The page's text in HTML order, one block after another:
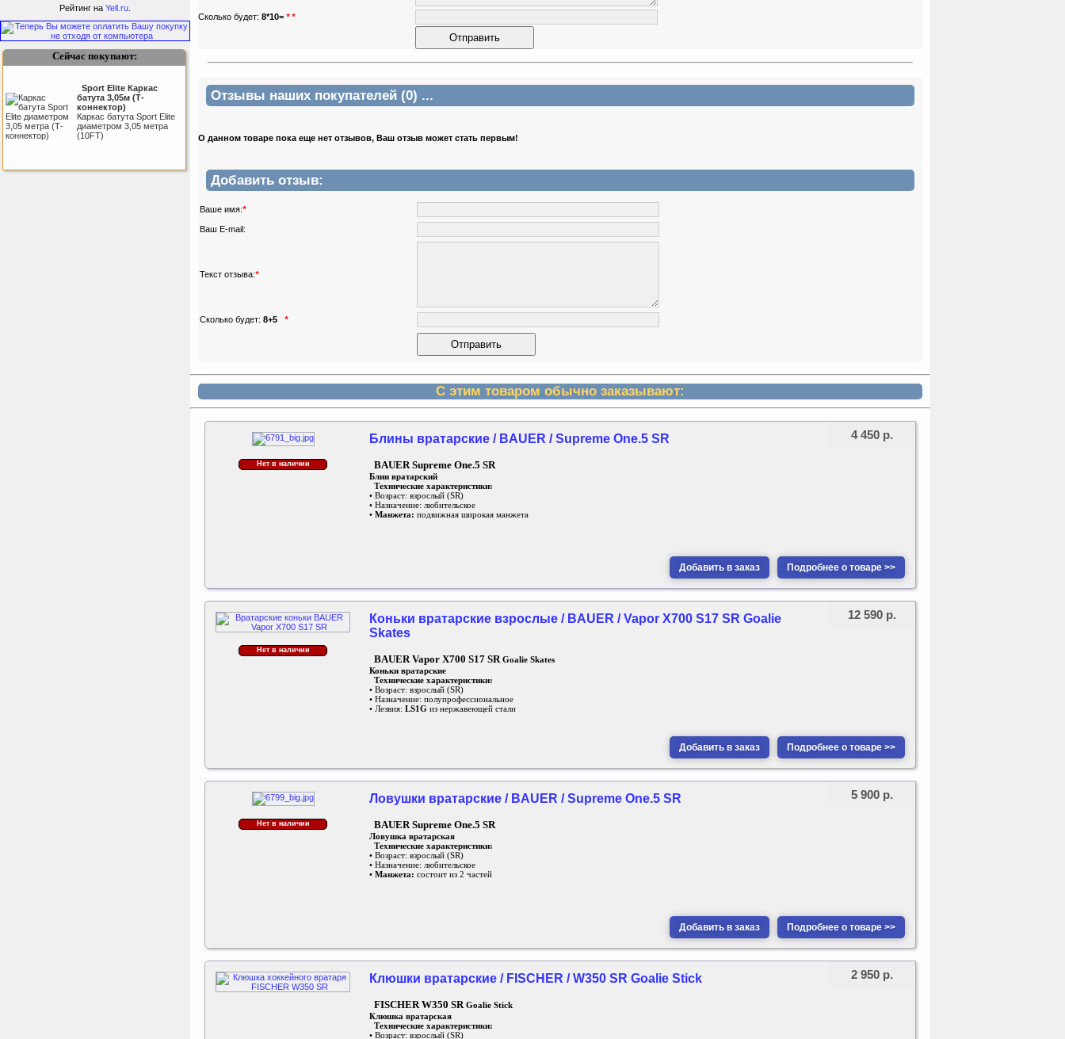
Сколько будет: 8*10= * *
Отзывы наших покупателей (0) ...
О данном товаре пока еще нет отзывов, Ваш отзыв может стать первым!
Добавить отзыв:
Ваше имя:*
Ваш E-mail:
Текст отзыва:*
Сколько будет: 8+5 *
С этим товаром обычно заказывают:
Нет в наличии
Блины вратарские / BAUER / Supreme One.5 SR
BAUER Supreme One.5 SR
Блин вратарский
Технические характеристики:
• Возраст: взрослый (SR)
• Назначение: любительское
• Манжета: подвижная широкая манжета
Добавить в заказ Подробнее о товаре >>
4 450 р.
Нет в наличии
Коньки вратарские взрослые / BAUER / Vapor X700 S17 SR Goalie
Skates
BAUER Vapor X700 S17 SR Goalie Skates
Коньки вратарские
Технические характеристики:
• Возраст: взрослый (SR)
• Назначение: полупрофессиональное
• Лезвия: LS1G из нержавеющей стали
Добавить в заказ Подробнее о товаре >>
12 590 р.
Нет в наличии
Ловушки вратарские / BAUER / Supreme One.5 SR
BAUER Supreme One.5 SR
Ловушка вратарская
Технические характеристики:
• Возраст: взрослый (SR)
• Назначение: любительское
• Манжета: состоит из 2 частей
Добавить в заказ Подробнее о товаре >>
5 900 р.
Клюшки вратарские / FISCHER / W350 SR Goalie Stick
FISCHER W350 SR Goalie Stick
Клюшка вратарская
Технические характеристики:
• Возраст: взрослый (SR)
2 950 р.
Как заставить женщину
заниматся спортом?
Рейтинг на Yell.ru
Сейчас покупают:
Sport Elite Каркас
батута 3,05м (Т-
коннектор)
Каркас батута Sport Elite
диаметром 3,05 метра
(10FT)